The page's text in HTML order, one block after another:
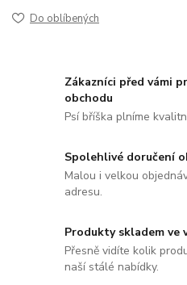
Do oblíbených
Zákazníci před vámi
obchodu
Psí bříška plníme
Spolehlivé doručení
Malou i velkou
adresu.
Produkty skladem ve
Přesně vidíte kolik
naší stálé nabídky.